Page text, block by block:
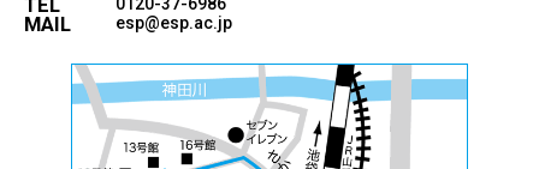
TEL 0120-37-6986
MAIL esp@esp.ac.jp